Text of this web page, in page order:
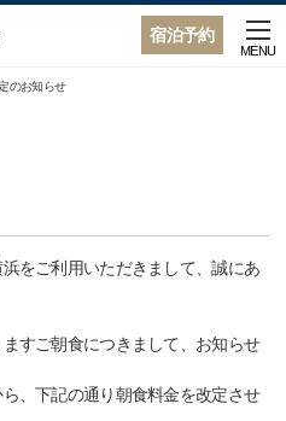
宿泊予約
MENU
のお知らせ
をご利用いただきまして、誠にあ
すご朝食につきまして、お知らせ
、下記の通り朝食料金を改定させ